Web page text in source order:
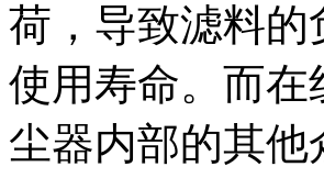
荷，导致滤料
使用寿命。而
尘器内部的其